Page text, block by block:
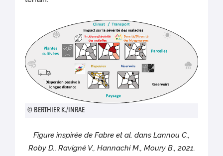
© BERTHIER K./INRAE
Figure inspirée de Fabre et al. dans Lannou C.,
Roby D., Ravigné V., Hannachi M., Moury B., 2021.